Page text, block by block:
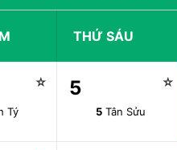
THỨ SÁU
☆
Tý
5 ☆
5 Tân Sửu